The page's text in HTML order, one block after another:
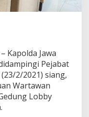
– Kapolda Jawa
Pejabat
(23/2/2021) siang,
Wartawan
Lobby